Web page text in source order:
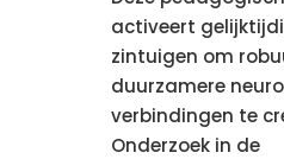
activeert
zintuigen om
duurzamere
verbindingen te
Onderzoek in de